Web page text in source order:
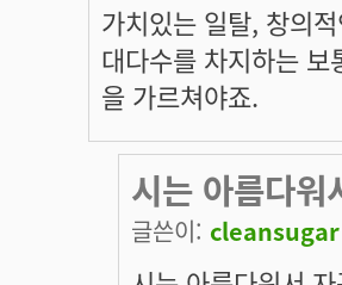
가치있는 일탈, 창의
대다수를 차지하는
을 가르쳐야죠.
시는 아름다워
글쓴이: cleansugar